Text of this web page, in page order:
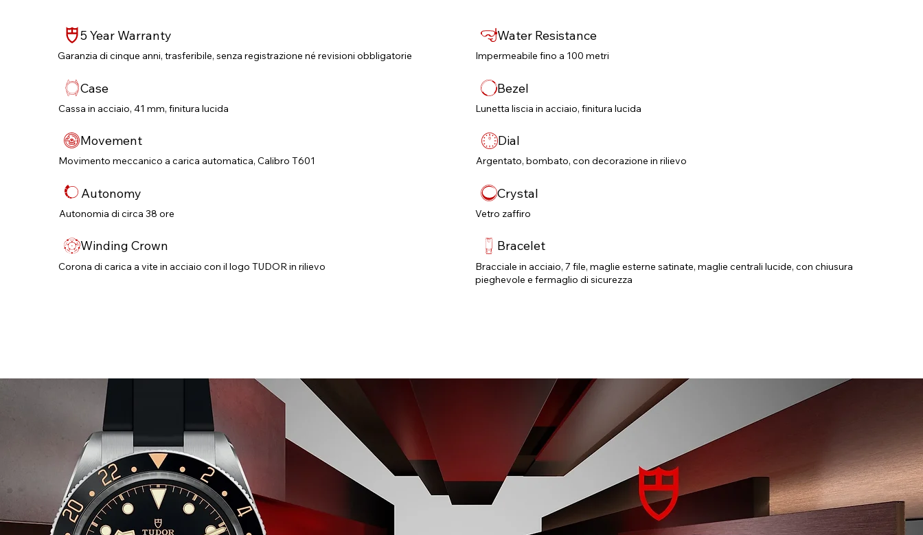
5 Year Warranty
Garanzia di cinque anni, trasferibile, senza registrazione né revisioni obbligatorie​
Case
Cassa in acciaio, 41 mm, finitura lucida
Movement
Movimento meccanico a carica automatica, Calibro T601
Autonomy
Autonomia di circa 38 ore
Winding Crown
Corona di carica a vite in acciaio con il logo TUDOR in rilievo
Water Resistance
Impermeabile fino a 100 metri
Bezel
Lunetta liscia in acciaio, finitura lucida
Dial
Argentato, bombato, con decorazione in rilievo
Crystal
Vetro zaffiro
Bracelet
Bracciale in acciaio, 7 file, maglie esterne satinate, maglie centrali lucide, con chiusura
pieghevole e fermaglio di sicurezza